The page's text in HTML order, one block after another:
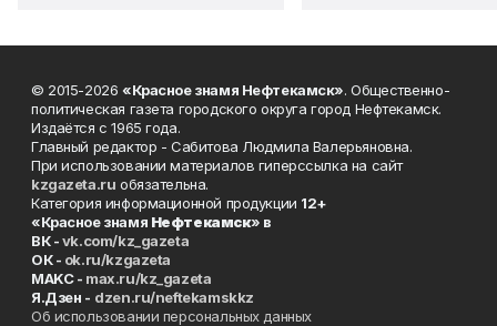
© 2015-2026 «Красное знамя Нефтекамск». Общественно-
политическая газета городского округа город Нефтекамск.
Издаётся с 1965 года.
Главный редактор - Сабитова Людмила Валерьяновна.
При использовании материалов гиперссылка на сайт
kzgazeta.ru обязательна.
Категория информационной продукции 12+
«Красное знамя Нефтекамск» в
ВК -vk.com/kz_gazeta
ОК - ok.ru/kzgazeta
MAKC - max.ru/kz_gazeta
Я.Дзен - dzen.ru/neftekamskkz
Об использовании персональных данных